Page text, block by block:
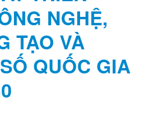
NGHỆ,
TẠO VÀ
QUỐC GIA